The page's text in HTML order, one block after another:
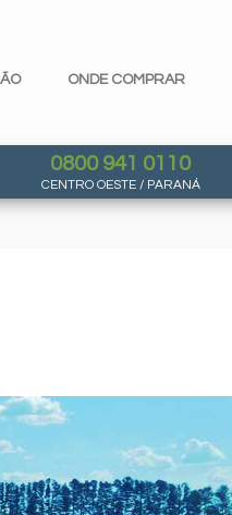
ONDE COMPRAR
0800 941 0110
CENTRO OESTE / PARANÁ